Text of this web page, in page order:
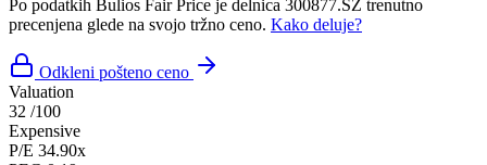
Po podatkih Bulios Fair Price je delnica 300877.SZ trenutno
precenjena glede na svojo tržno ceno. Kako deluje?
Odkleni pošteno ceno
Valuation
32 /100
Expensive
P/E 34.90x